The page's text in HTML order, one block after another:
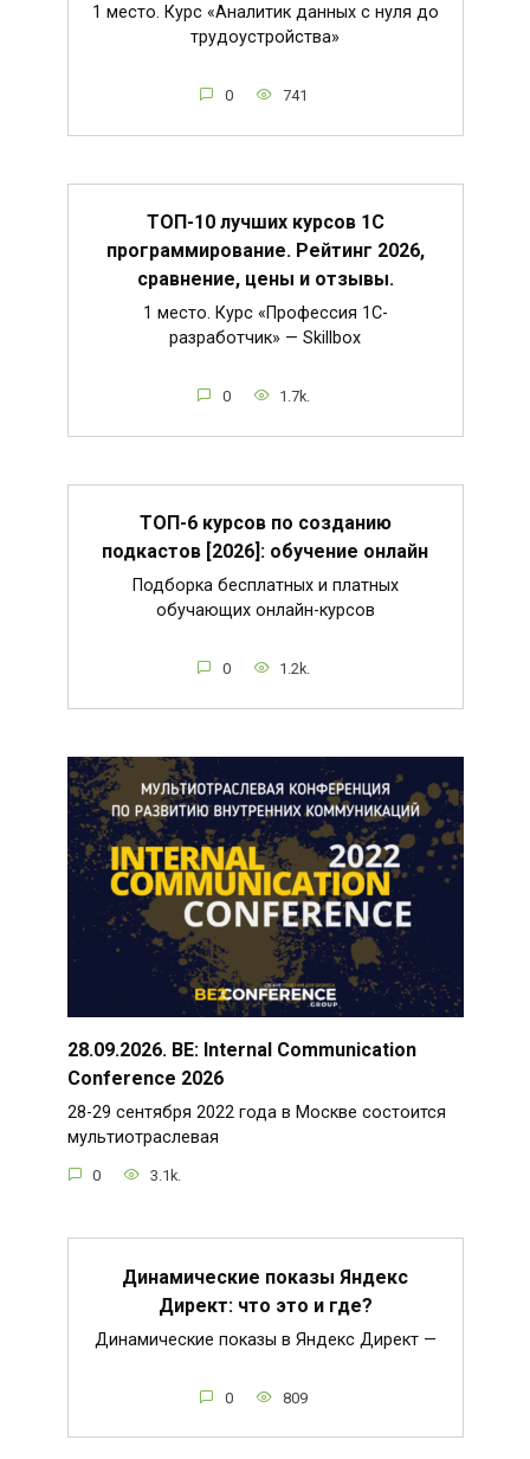
1 место. Курс «Аналитик данных с нуля до
трудоустройства»
0 741
ТОП-10 лучших курсов 1С
программирование. Рейтинг 2026,
сравнение, цены и отзывы.
1 место. Курс «Профессия 1C-
разработчик» — Skillbox
0 1.7k.
ТОП-6 курсов по созданию
подкастов [2026]: обучение онлайн
Подборка бесплатных и платных
обучающих онлайн-курсов
0 1.2k.
28.09.2026. BE: Internal Communication
Conference 2026
28-29 сентября 2022 года в Москве состоится
мультиотраслевая
0 3.1k.
Динамические показы Яндекс
Директ: что это и где?
Динамические показы в Яндекс Директ —
0 809